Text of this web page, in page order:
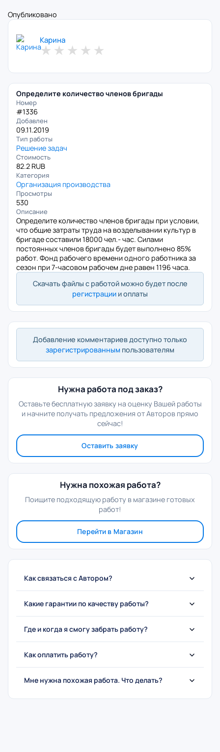
Опубликовано
Карина
★ ★ ★ ★ ★
Определите количество членов бригады
Номер
#1336
Добавлен
09.11.2019
Тип работы
Решение задач
Стоимость
82.2 RUB
Категория
Организация производства
Просмотры
530
Описание
Определите количество членов бригады при условии,
что общие затраты труда на возделывании культур в
бригаде составили 18000 чел.- час. Силами
постоянных членов бригады будет выполнено 85%
работ. Фонд рабочего времени одного работника за
сезон при 7-часовом рабочем дне равен 1196 часа.
Скачать файлы с работой можно будет после
регистрации и оплаты
Добавление комментариев доступно только
зарегистрированным пользователям
Нужна работа под заказ?
Оставьте бесплатную заявку на оценку Вашей работы
и начните получать предложения от Авторов прямо
сейчас!
Оставить заявку
Нужна похожая работа?
Поищите подходящую работу в магазине готовых
работ!
Перейти в Магазин
Как связаться с Автором?
Какие гарантии по качеству работы?
Где и когда я смогу забрать работу?
Как оплатить работу?
Мне нужна похожая работа. Что делать?